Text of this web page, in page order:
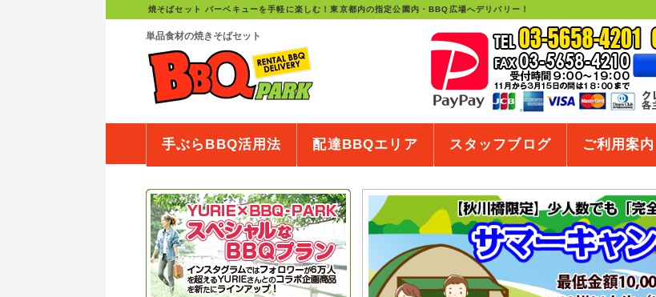
焼そばセット バーベキューを手軽に楽しむ！東京都内の指定公園内・BBQ広場へデリバリー！
単品食材の焼きそばセット
手ぶらBBQ活用法 配達BBQエリア スタッフブログ ご利用案内